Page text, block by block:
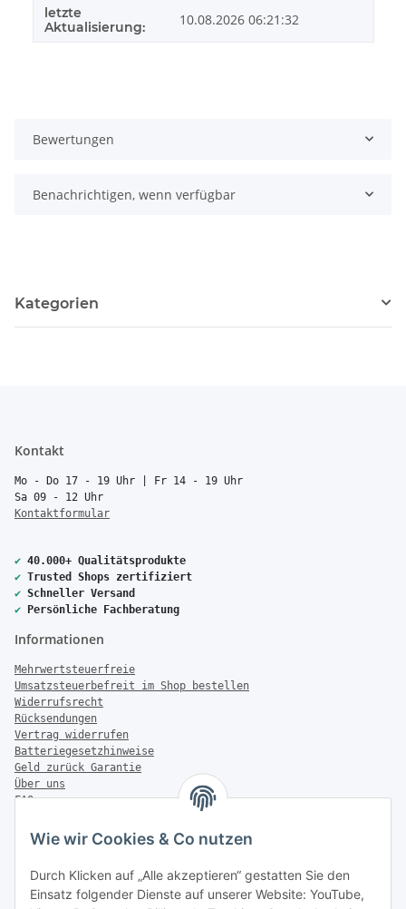
Wie wir Cookies & Co nutzen
Durch Klicken auf „Alle akzeptieren“ gestatten Sie den
Einsatz folgender Dienste auf unserer Website: YouTube,
letzte
Aktualisierung:
10.08.2026 06:21:32
Bewertungen
Benachrichtigen, wenn verfügbar
Kategorien
Kontakt
Mo - Do 17 - 19 Uhr | Fr 14 - 19 Uhr
Sa 09 - 12 Uhr
Kontaktformular
✔ 40.000+ Qualitätsprodukte
✔ Trusted Shops zertifiziert
✔ Schneller Versand
✔ Persönliche Fachberatung
Informationen
Mehrwertsteuerfreie
Umsatzsteuerbefreit im Shop bestellen
Widerrufsrecht
Rücksendungen
Vertrag widerrufen
Batteriegesetzhinweise
Geld zurück Garantie
Über uns
FAQ
Zahlung & Versand